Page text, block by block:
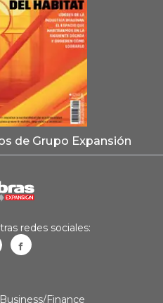
de Grupo Expansión
redes sociales:
Business/Finance